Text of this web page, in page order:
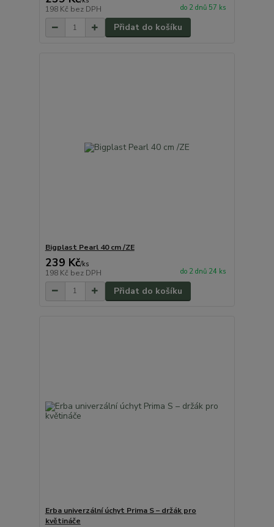
198 Kč bez DPH do 2 dnů 57 ks
Přidat do košíku
Bigplast Pearl 40 cm /ZE
239 Kč/ks
198 Kč bez DPH do 2 dnů 24 ks
Přidat do košíku
Erba univerzální úchyt Prima S – držák pro
květináče